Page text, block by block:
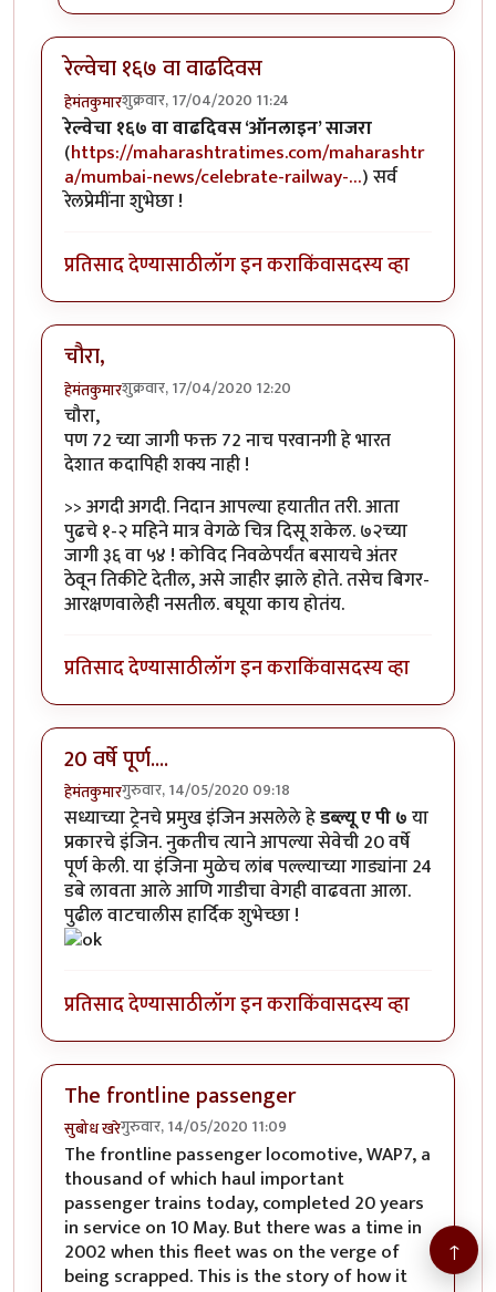
रेल्वेचा १६७ वा वाढदिवस
हेमंतकुमारशुक्रवार, 17/04/2020 11:24
रेल्वेचा १६७ वा वाढदिवस ‘ऑनलाइन’ साजरा
(https://maharashtratimes.com/maharashtr
a/mumbai-news/celebrate-railway-…) सर्व
रेलप्रेमींना शुभेछा !
प्रतिसाद देण्यासाठीलॉग इन कराकिंवासदस्य व्हा
चौरा,
हेमंतकुमारशुक्रवार, 17/04/2020 12:20
चौरा,
पण 72 च्या जागी फक्त 72 नाच परवानगी हे भारत
देशात कदापिही शक्य नाही !
>> अगदी अगदी. निदान आपल्या हयातीत तरी. आता
पुढचे १-२ महिने मात्र वेगळे चित्र दिसू शकेल. ७२च्या
जागी ३६ वा ५४ ! कोविद निवळेपर्यंत बसायचे अंतर
ठेवून तिकीटे देतील, असे जाहीर झाले होते. तसेच बिगर-
आरक्षणवालेही नसतील. बघूया काय होतंय.
प्रतिसाद देण्यासाठीलॉग इन कराकिंवासदस्य व्हा
20 वर्षे पूर्ण....
हेमंतकुमारगुरुवार, 14/05/2020 09:18
सध्याच्या ट्रेनचे प्रमुख इंजिन असलेले हेडब्ल्यू ए पी ७या
प्रकारचे इंजिन. नुकतीच त्याने आपल्या सेवेची 20 वर्षे
पूर्ण केली. या इंजिना मुळेच लांब पल्ल्याच्या गाड्यांना 24
डबे लावता आले आणि गाडीचा वेगही वाढवता आला.
पुढील वाटचालीस हार्दिक शुभेच्छा !
प्रतिसाद देण्यासाठीलॉग इन कराकिंवासदस्य व्हा
The frontline passenger
सुबोध खरेगुरुवार, 14/05/2020 11:09
The frontline passenger locomotive, WAP7, a
thousand of which haul important
passenger trains today, completed 20 years
in service on 10 May. But there was a time in
2002 when this fleet was on the verge of
being scrapped. This is the story of how it
↑